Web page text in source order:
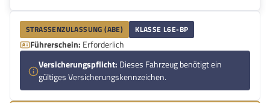
STRASSENZULASSUNG (ABE) KLASSE L6E-BP
Führerschein: Erforderlich
Versicherungspflicht: Dieses Fahrzeug benötigt ein
gültiges Versicherungskennzeichen.